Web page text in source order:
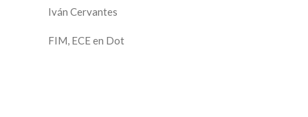
Iván Cervantes
FIM, ECE en Dot